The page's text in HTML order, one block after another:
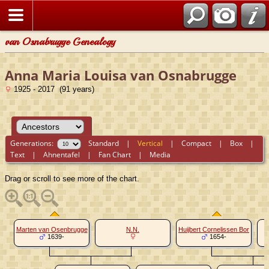
van Osnabrugge Genealogy
Anna Maria Louisa van Osnabrugge
1925 - 2017 (91 years)
Generations: Standard |Vertical |Compact | Box |
Text |Ahnentafel | Fan Chart | Media
Drag or scroll to see more of the chart.
Marten van Osenbrugge
1639-
N.N.
Huijbert Cornelissen Bor
1654-